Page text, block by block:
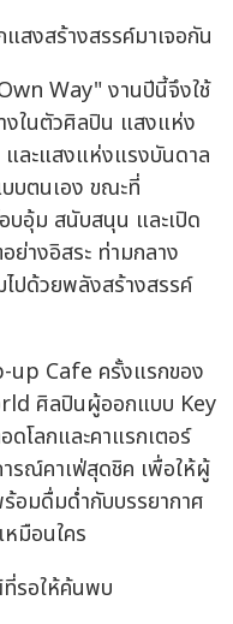
งสร้างสรรค์มาเจอกัน
Way" งานปีนี้จึงใช้
งในตัวศิลปิน แสงแห่ง
ละแสงแห่งแรงบันดาล
บตนเอง ขณะที่
บอุ้ม สนับสนุน และเปิด
ย่างอิสระ ท่ามกลาง
ปด้วยพลังสร้างสรรค์
up Cafe ครั้งแรกของ
ศิลปินผู้ออกแบบ Key
โลกและคาแรกเตอร์
รณ์คาเฟ่สุดชิค เพื่อให้ผู้
อมดื่มด่ำกับบรรยากาศ
มือนใคร
รอให้ค้นพบ